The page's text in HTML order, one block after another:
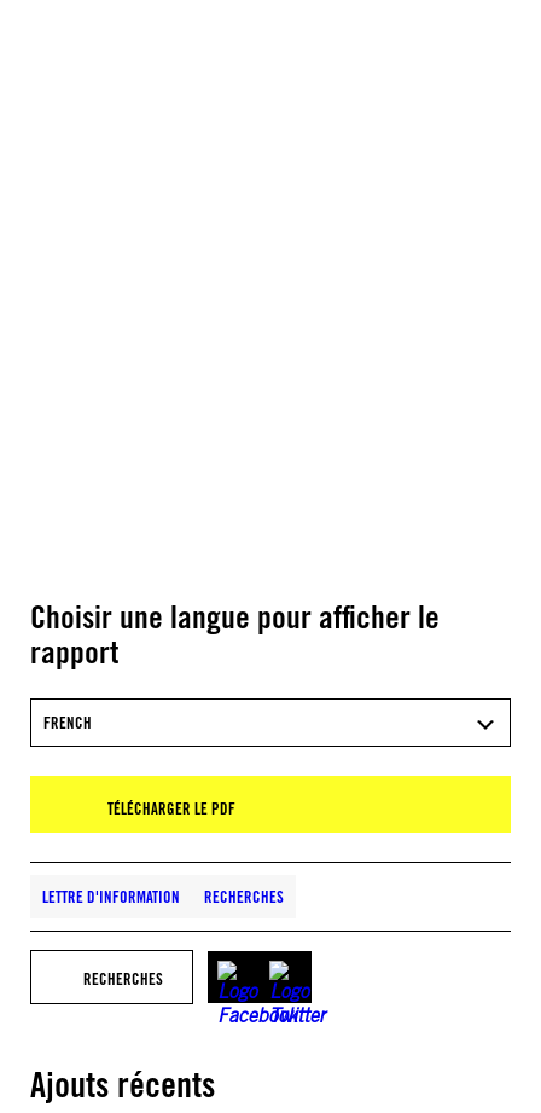
Choisir une langue pour afficher le
rapport
FRENCH
TÉLÉCHARGER LE PDF
LETTRE D'INFORMATION RECHERCHES
RECHERCHES
Ajouts récents